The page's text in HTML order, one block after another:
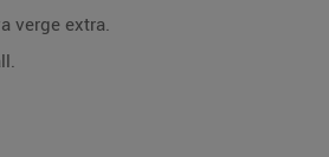
verge extra.